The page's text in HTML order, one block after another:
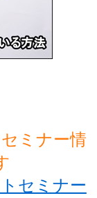
ミナー情
セミナー